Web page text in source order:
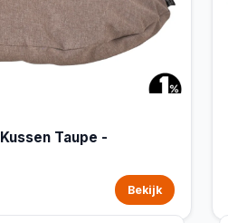
Taupe -
Bekijk